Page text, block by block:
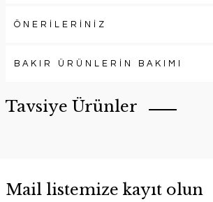
ÖNERİLERİNİZ
BAKIR ÜRÜNLERİN BAKIMI
Tavsiye Ürünler
Mail listemize kayıt olun